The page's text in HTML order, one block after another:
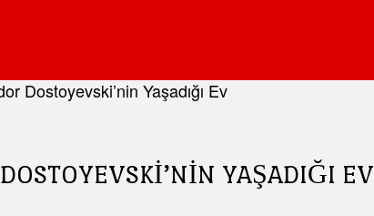
Dostoyevski’nin Yaşadığı Ev
YAŞADIĞI EV